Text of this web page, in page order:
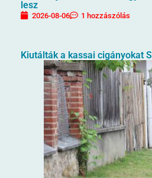
lesz
2026-08-06 1 hozzászólás
Kiutálták a kassai cigányokat